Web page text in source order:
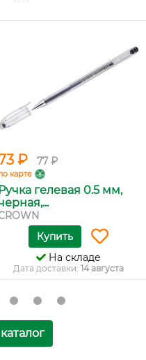
₽ 77 ₽
карте
Ручка гелевая 0.5 мм,
Купить
На складе
Дата доставки: 14 августа